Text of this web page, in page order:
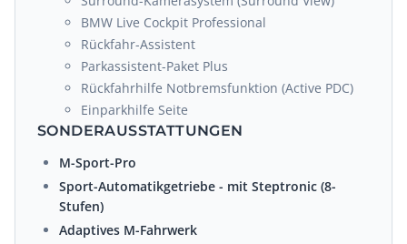
BMW Live Cockpit Professional
Rückfahr-Assistent
Parkassistent-Paket Plus
Rückfahrhilfe Notbremsfunktion (Active PDC)
Einparkhilfe Seite
SONDERAUSSTATTUNGEN
M-Sport-Pro
Sport-Automatikgetriebe - mit Steptronic (8-
Stufen)
Adaptives M-Fahrwerk